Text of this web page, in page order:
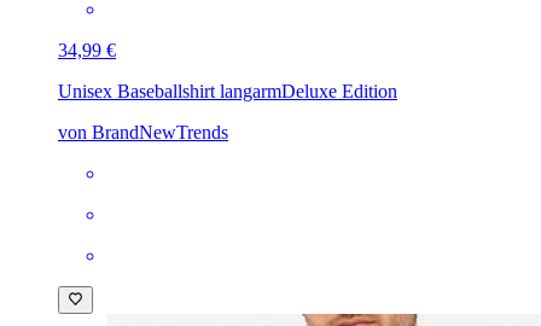
34,99 €
Unisex Baseballshirt langarmDeluxe Edition
von BrandNewTrends